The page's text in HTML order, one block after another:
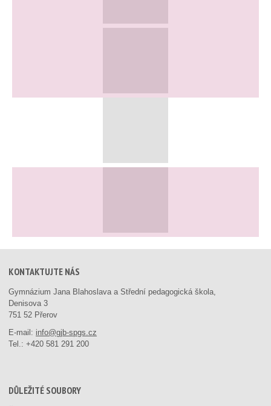
KONTAKTUJTE NÁS
Gymnázium Jana Blahoslava a Střední pedagogická škola,
Denisova 3
751 52 Přerov
E-mail: info@gjb-spgs.cz
Tel.:+420 581 291 200
DŮLEŽITÉ SOUBORY